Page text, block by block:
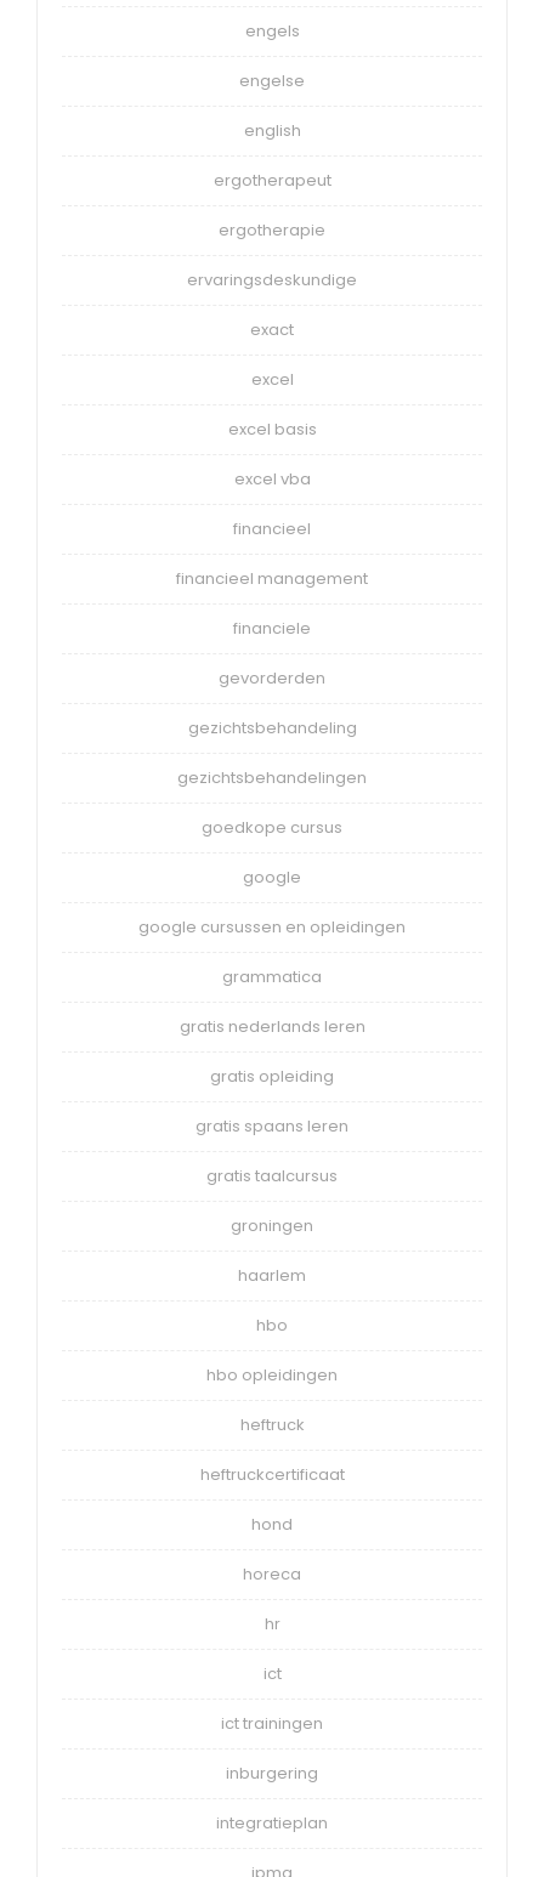
engels
engelse
english
ergotherapeut
ergotherapie
ervaringsdeskundige
exact
excel
excel basis
excel vba
financieel
financieel management
financiele
gevorderden
gezichtsbehandeling
gezichtsbehandelingen
goedkope cursus
google
google cursussen en opleidingen
grammatica
gratis nederlands leren
gratis opleiding
gratis spaans leren
gratis taalcursus
groningen
haarlem
hbo
hbo opleidingen
heftruck
heftruckcertificaat
hond
horeca
hr
ict
ict trainingen
inburgering
integratieplan
ipma